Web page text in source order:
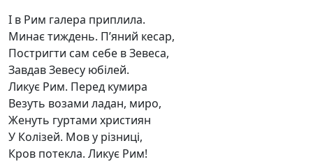
І в Рим галера приплила.
Минає тиждень. П’яний кесар,
Постригти сам себе в Зевеса,
Завдав Зевесу юбілей.
Ликує Рим. Перед кумира
Везуть возами ладан, миро,
Женуть гуртами християн
У Колізей. Мов у різниці,
Кров потекла. Ликує Рим!